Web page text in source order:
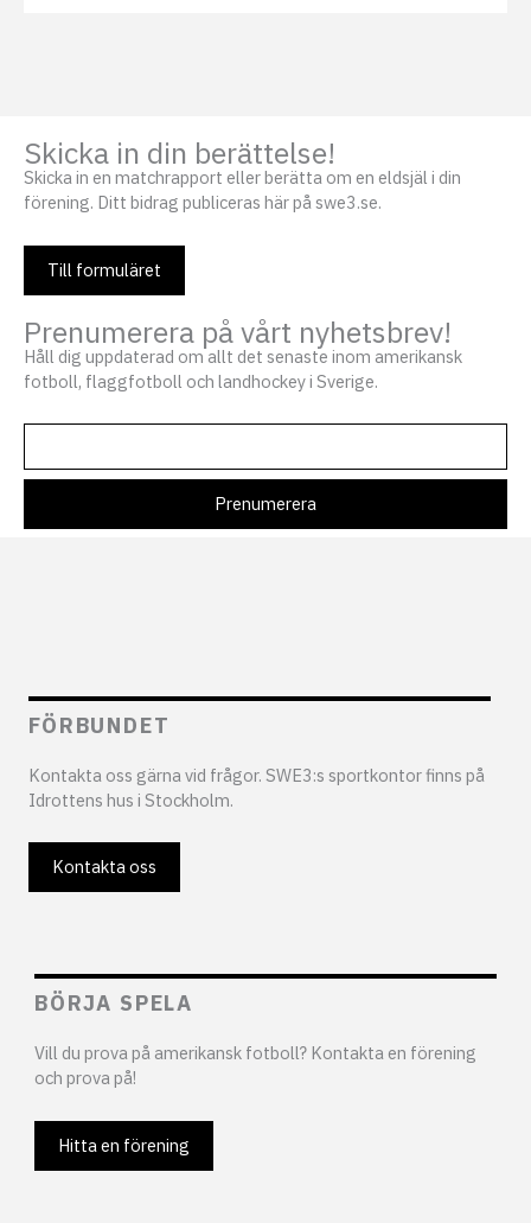
Skicka in din berättelse!
Skicka in en matchrapport eller berätta om en eldsjäl i din
förening. Ditt bidrag publiceras här på swe3.se.
Till formuläret
Prenumerera på vårt nyhetsbrev!
Håll dig uppdaterad om allt det senaste inom amerikansk
fotboll, flaggfotboll och landhockey i Sverige.
FÖRBUNDET
Kontakta oss gärna vid frågor. SWE3:s sportkontor finns på
Idrottens hus i Stockholm.
Kontakta oss
BÖRJA SPELA
Vill du prova på amerikansk fotboll? Kontakta en förening
och prova på!
Hitta en förening